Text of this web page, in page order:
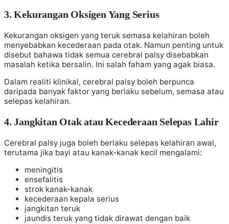
3. Kekurangan Oksigen Yang Serius
Kekurangan oksigen yang teruk semasa kelahiran boleh
menyebabkan kecederaan pada otak. Namun penting untuk
disebut bahawa tidak semua cerebral palsy disebabkan
masalah ketika bersalin. Ini salah faham yang agak biasa.
Dalam realiti klinikal, cerebral palsy boleh berpunca
daripada banyak faktor yang berlaku sebelum, semasa atau
selepas kelahiran.
4. Jangkitan Otak atau Kecederaan Selepas Lahir
Cerebral palsy juga boleh berlaku selepas kelahiran awal,
terutama jika bayi atau kanak-kanak kecil mengalami:
meningitis
ensefalitis
strok kanak-kanak
kecederaan kepala serius
jangkitan teruk
jaundis teruk yang tidak dirawat dengan baik